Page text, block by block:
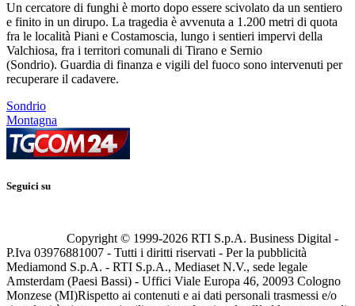
Un cercatore di funghi è morto dopo essere scivolato da un sentiero
e finito in un dirupo. La tragedia è avvenuta a 1.200 metri di quota
fra le località Piani e Costamoscia, lungo i sentieri impervi della
Valchiosa, fra i territori comunali di Tirano e Sernio
(Sondrio). Guardia di finanza e vigili del fuoco sono intervenuti per
recuperare il cadavere.
Sondrio
Montagna
Seguici su
Copyright © 1999-2026 RTI S.p.A. Business Digital -
P.Iva 03976881007 - Tutti i diritti riservati - Per la pubblicità
Mediamond S.p.A. - RTI S.p.A., Mediaset N.V., sede legale
Amsterdam (Paesi Bassi) - Uffici Viale Europa 46, 20093 Cologno
Monzese (MI)Rispetto ai contenuti e ai dati personali trasmessi e/o